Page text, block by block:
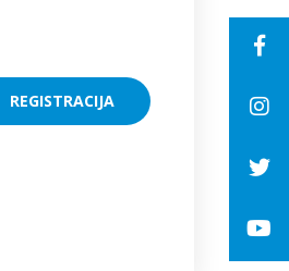
REGISTRACIJA
REGISTRACIJA